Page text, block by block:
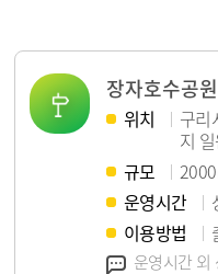
장자호수공
위치
구리
지
규모
운영시간
이용방법
운영시간 외